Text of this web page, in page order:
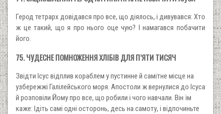
Герод тетрарх довідався про все, що діялось, і дивувався: Хто
ж це такий, що я про нього оце чую? І намагався побачити
його.
75. ЧУДЕСНЕ ПОМНОЖЕННЯ ХЛІБІВ ДЛЯ П’ЯТИ ТИСЯЧ
Звідти Ісус відплив кораблем у пустинне й самітне місце на
узбережжі Галілейського моря. Апостоли ж вернулися до Ісуса
й розповіли Йому про все, що робили і чого навчали. Він їм
каже: Ідіть самі одні осторонь, десь на самоту, і відпочиньте